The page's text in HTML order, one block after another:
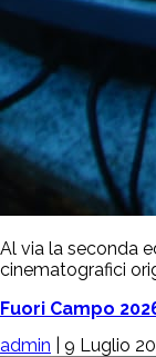
Al via la seconda
cinematografici
Fuori Campo
admin
9 Luglio